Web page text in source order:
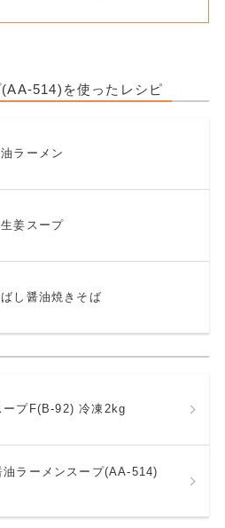
514)を使ったレシピ
ラーメン
姜スープ
し醤油焼きそば
ープF(B-92) 冷凍2kg
油ラーメンスープ(AA-514)